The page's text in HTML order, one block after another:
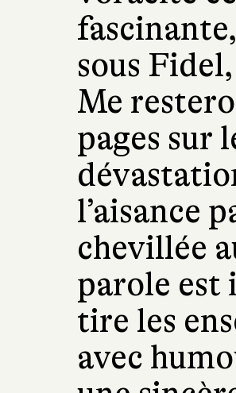
sous
Me
pages sur
l’aisance
chevillée
parole
tire les
avec